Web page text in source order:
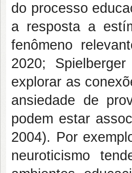
do processo
a resposta a
fenômeno
2020;
explorar as
ansiedade de
podem estar
2004). Por
neuroticismo